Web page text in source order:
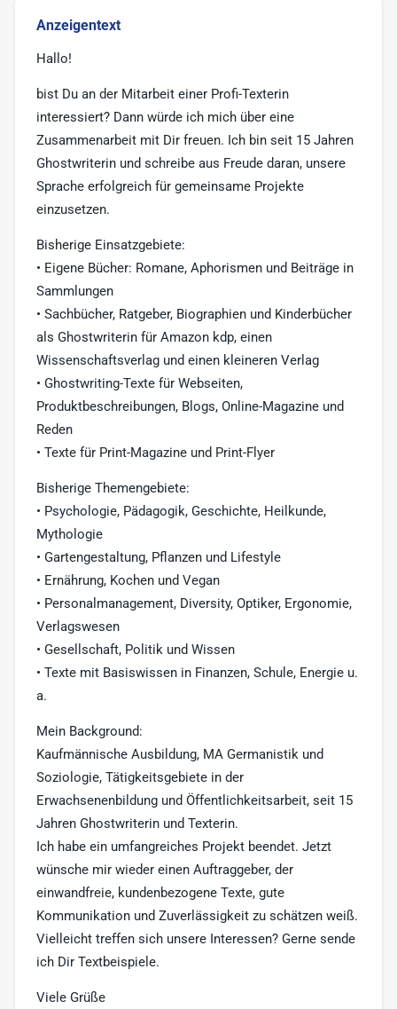
Anzeigentext
Hallo!
bist Du an der Mitarbeit einer Profi-Texterin
interessiert? Dann würde ich mich über eine
Zusammenarbeit mit Dir freuen. Ich bin seit 15 Jahren
Ghostwriterin und schreibe aus Freude daran, unsere
Sprache erfolgreich für gemeinsame Projekte
einzusetzen.
Bisherige Einsatzgebiete:
• Eigene Bücher: Romane, Aphorismen und Beiträge in
Sammlungen
• Sachbücher, Ratgeber, Biographien und Kinderbücher
als Ghostwriterin für Amazon kdp, einen
Wissenschaftsverlag und einen kleineren Verlag
• Ghostwriting-Texte für Webseiten,
Produktbeschreibungen, Blogs, Online-Magazine und
Reden
• Texte für Print-Magazine und Print-Flyer
Bisherige Themengebiete:
• Psychologie, Pädagogik, Geschichte, Heilkunde,
Mythologie
• Gartengestaltung, Pflanzen und Lifestyle
• Ernährung, Kochen und Vegan
• Personalmanagement, Diversity, Optiker, Ergonomie,
Verlagswesen
• Gesellschaft, Politik und Wissen
• Texte mit Basiswissen in Finanzen, Schule, Energie u.
a.
Mein Background:
Kaufmännische Ausbildung, MA Germanistik und
Soziologie, Tätigkeitsgebiete in der
Erwachsenenbildung und Öffentlichkeitsarbeit, seit 15
Jahren Ghostwriterin und Texterin.
Ich habe ein umfangreiches Projekt beendet. Jetzt
wünsche mir wieder einen Auftraggeber, der
einwandfreie, kundenbezogene Texte, gute
Kommunikation und Zuverlässigkeit zu schätzen weiß.
Vielleicht treffen sich unsere Interessen? Gerne sende
ich Dir Textbeispiele.
Viele Grüße